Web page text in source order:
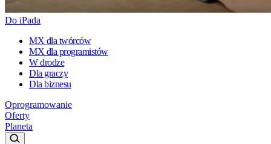
Do iPada
MX dla twórców
MX dla programistów
W drodze
Dla graczy
Dla biznesu
Oprogramowanie
Oferty
Planeta